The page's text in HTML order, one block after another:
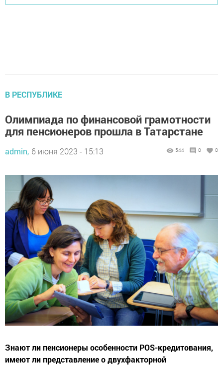
В РЕСПУБЛИКЕ
Олимпиада по финансовой грамотности
для пенсионеров прошла в Татарстане
admin, 6 июня 2023 - 15:13 544 0 0
Знают ли пенсионеры особенности POS-кредитования,
имеют ли представление о двухфакторной